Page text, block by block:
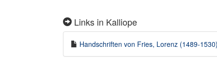
Links in Kalliope
Handschriften von Fries, Lorenz (1489-